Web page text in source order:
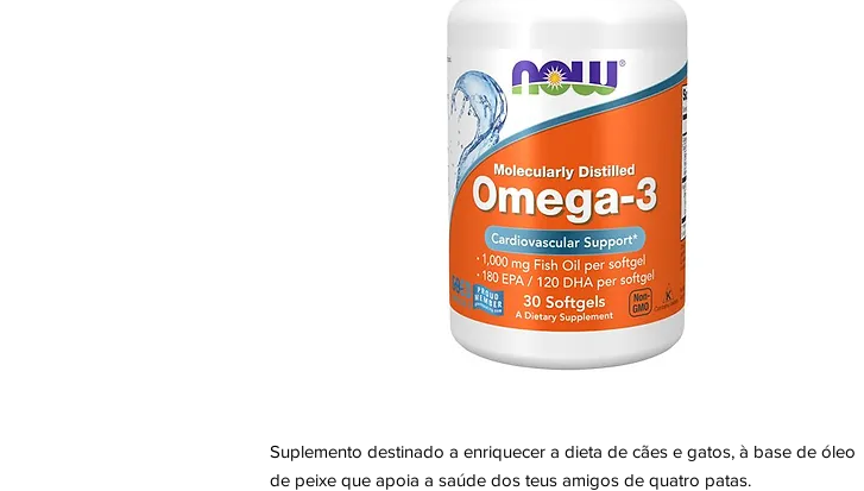
Suplemento destinado a enriquecer a dieta de cães e gatos, à base de óleo
de peixe que apoia a saúde dos teus amigos de quatro patas.